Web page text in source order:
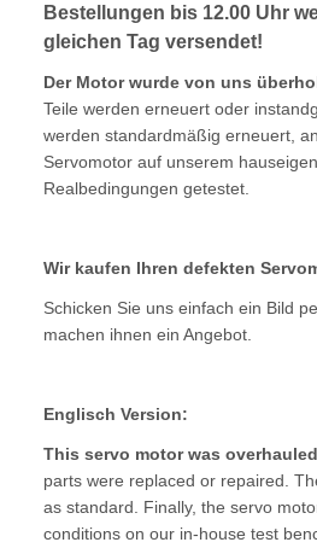
Bestellungen bis 12.00 Uhr
gleichen Tag versendet!
Der Motor wurde von uns
Teile werden erneuert oder
werden standardmäßig erneuert,
Servomotor auf unserem
Realbedingungen getestet.
Wir kaufen Ihren defekten
Schicken Sie uns einfach ein Bild
machen ihnen ein Angebot.
Englisch Version:
This servo motor was
parts were replaced or repaired.
as standard. Finally, the servo
conditions on our in-house test